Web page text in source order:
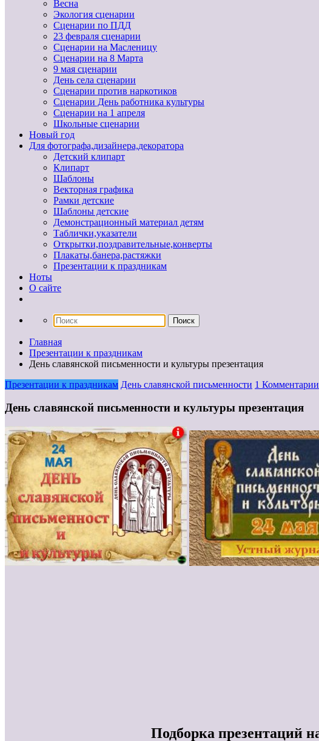
Весна
Экология сценарии
Сценарии по ПДД
23 февраля сценарии
Сценарии на Масленицу
Сценарии на 8 Марта
9 мая сценарии
День села сценарии
Сценарии против наркотиков
Сценарии День работника культуры
Сценарии на 1 апреля
Школьные сценарии
Новый год
Для фотографа,дизайнера,декоратора
Детский клипарт
Клипарт
Шаблоны
Векторная графика
Рамки детские
Шаблоны детские
Демонстрационный материал детям
Таблички,указатели
Открытки,поздравительные,конверты
Плакаты,банера,растяжки
Презентации к праздникам
Ноты
О сайте
Главная
Презентации к праздникам
День славянской письменности и культуры презентация
Презентации к праздникам День славянской письменности 1 Комментарии
День славянской письменности и культуры презентация
Подборка презентаций